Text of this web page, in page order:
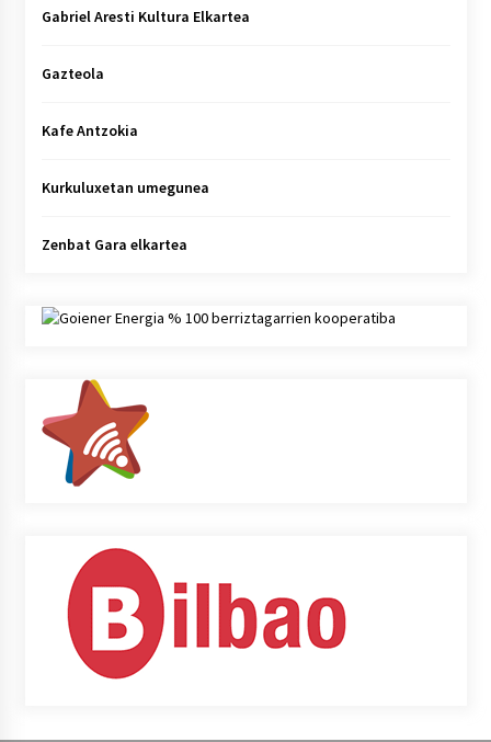
Gabriel Aresti Kultura Elkartea
Gazteola
Kafe Antzokia
Kurkuluxetan umegunea
Zenbat Gara elkartea